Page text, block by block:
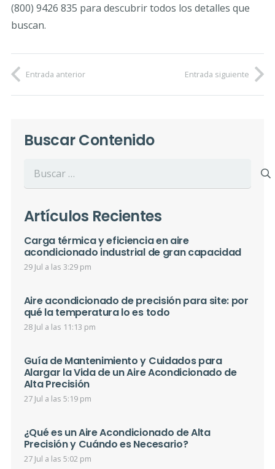
(800) 9426 835 para descubrir todos los detalles que
buscan.
Entrada anterior Entrada siguiente
Buscar Contenido
Buscar:
Artículos Recientes
Carga térmica y eficiencia en aire
acondicionado industrial de gran capacidad
29 Jul a las 3:29 pm
Aire acondicionado de precisión para site: por
qué la temperatura lo es todo
28 Jul a las 11:13 pm
Guía de Mantenimiento y Cuidados para
Alargar la Vida de un Aire Acondicionado de
Alta Precisión
27 Jul a las 5:19 pm
¿Qué es un Aire Acondicionado de Alta
Precisión y Cuándo es Necesario?
27 Jul a las 5:02 pm